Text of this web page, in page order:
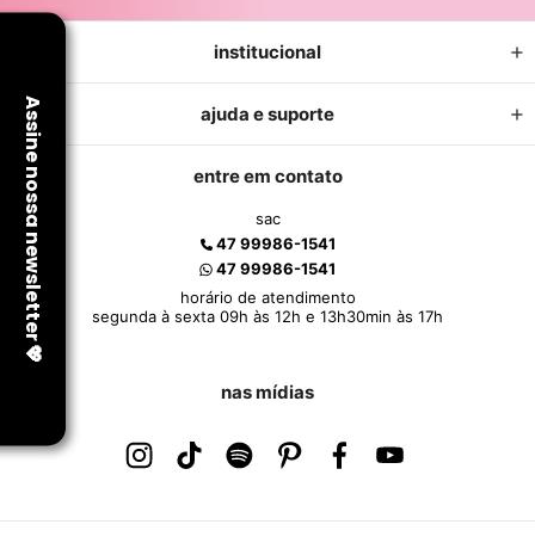
institucional
ajuda e suporte
entre em contato
sac
47 99986-1541
47 99986-1541
horário de atendimento
segunda à sexta 09h às 12h e 13h30min às 17h
nas mídias